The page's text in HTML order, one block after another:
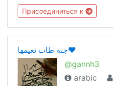
Присоединиться к
جنة طاب نعيمها❤️
@gannh3
arabic